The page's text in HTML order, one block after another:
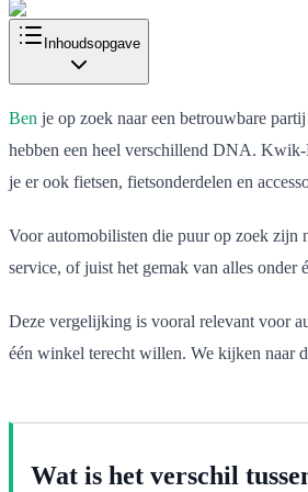
Inhoudsopgave
Ben je op zoek naar een betrouwbare
hebben een heel verschillend DNA. Kwik-
je er ook fietsen, fietsonderdelen en
Voor automobilisten die puur op zoek zijn
service, of juist het gemak van alles
Deze vergelijking is vooral relevant voor
één winkel terecht willen. We kijken naar
Wat is het verschil